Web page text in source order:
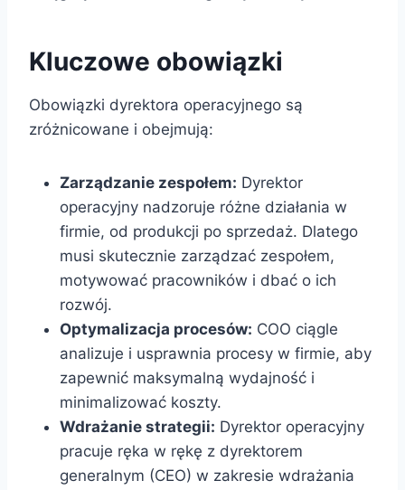
Kluczowe obowiązki
Obowiązki dyrektora operacyjnego są
zróżnicowane i obejmują:
Zarządzanie zespołem: Dyrektor
operacyjny nadzoruje różne działania w
firmie, od produkcji po sprzedaż. Dlatego
musi skutecznie zarządzać zespołem,
motywować pracowników i dbać o ich
rozwój.
Optymalizacja procesów: COO ciągle
analizuje i usprawnia procesy w firmie, aby
zapewnić maksymalną wydajność i
minimalizować koszty.
Wdrażanie strategii: Dyrektor operacyjny
pracuje ręka w rękę z dyrektorem
generalnym (CEO) w zakresie wdrażania